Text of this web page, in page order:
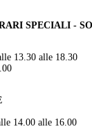
SPECIALI -
13.30 alle 18.30
14.00 alle 16.00